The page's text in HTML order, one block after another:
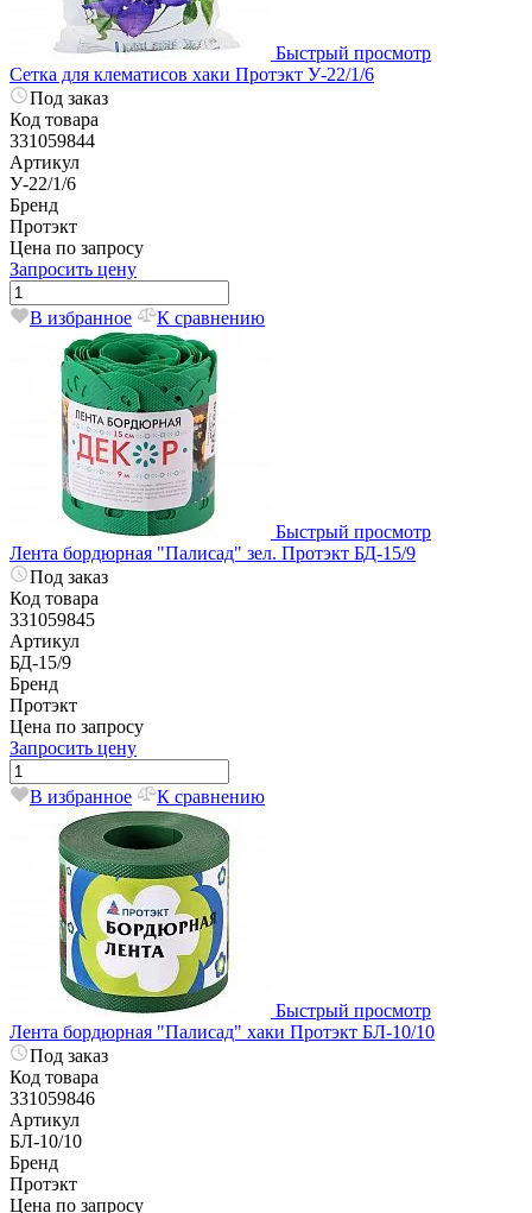
Быстрый просмотр
Сетка для клематисов хаки Протэкт У-22/1/6
Под заказ
Код товара
331059844
Артикул
У-22/1/6
Бренд
Протэкт
Цена по запросу
Запросить цену
В избранное К сравнению
Быстрый просмотр
Лента бордюрная "Палисад" зел. Протэкт БД-15/9
Под заказ
Код товара
331059845
Артикул
БД-15/9
Бренд
Протэкт
Цена по запросу
Запросить цену
В избранное К сравнению
Быстрый просмотр
Лента бордюрная "Палисад" хаки Протэкт БЛ-10/10
Под заказ
Код товара
331059846
Артикул
БЛ-10/10
Бренд
Протэкт
Цена по запросу